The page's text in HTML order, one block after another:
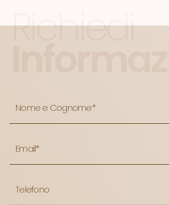
Richiedi